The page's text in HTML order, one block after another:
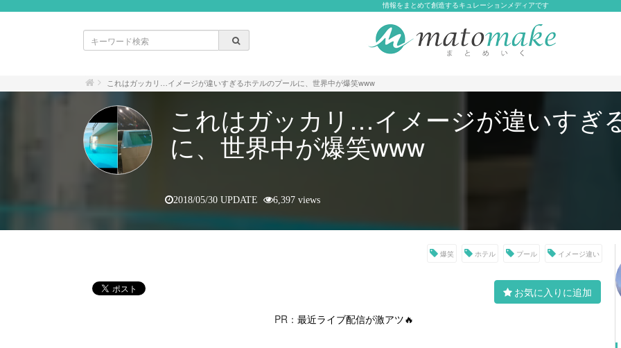
情報をまとめて創造するキュレーションメディアです
これはガッカリ…イメージが違いすぎるホテルのプールに、世界中が爆笑www
これはガッカリ…イメージが違いすぎ
に、世界中が爆笑www
2018/05/30 UPDATE 6,397 views
爆笑 ホテル プール イメージ違い
お気に入りに追加
PR： 最近ライブ配信が激アツ🔥